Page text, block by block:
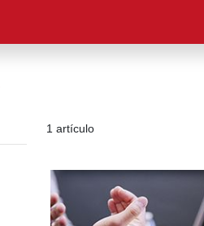
1 artículo